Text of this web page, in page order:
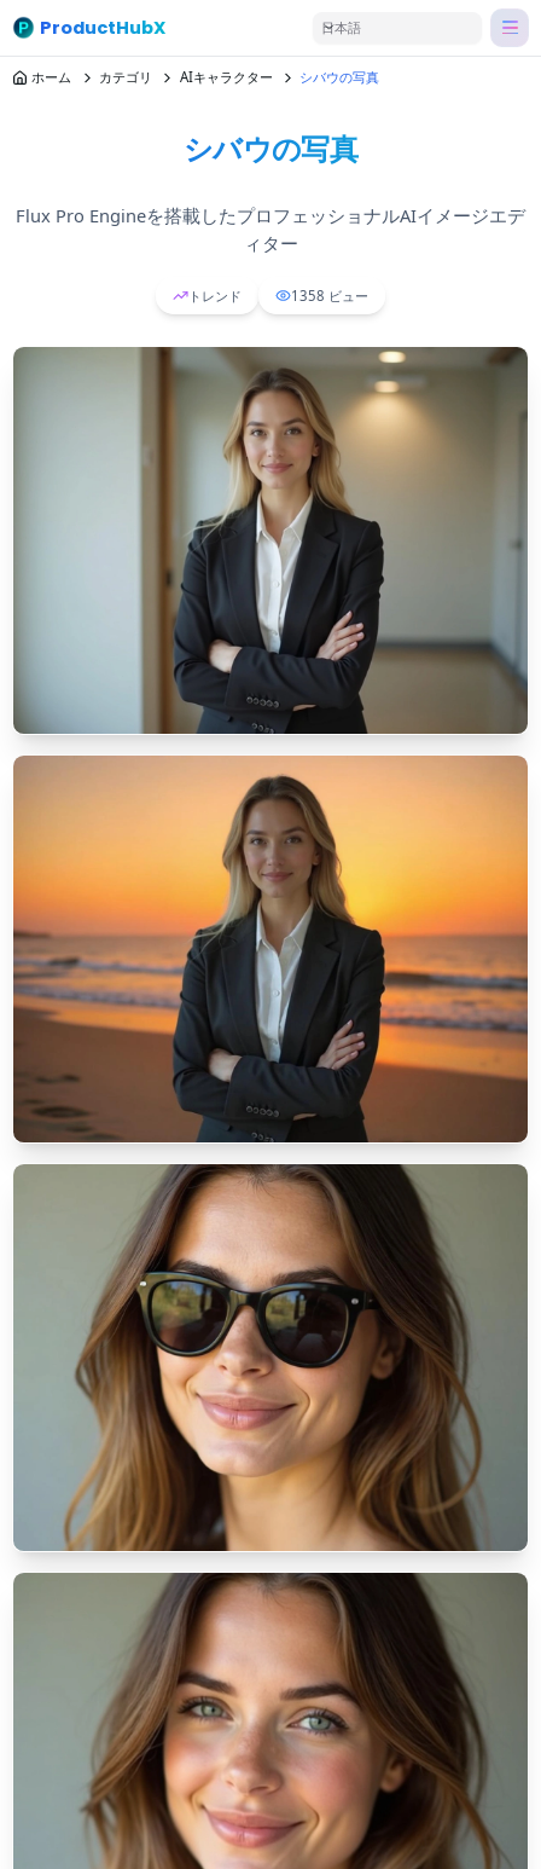
ProductHubX 日本語
ホーム カテゴリ AIキャラクター シバウの写真
シバウの写真
Flux Pro Engineを搭載したプロフェッショナルAIイメージエデ
ィター
トレンド 1358 ビュー